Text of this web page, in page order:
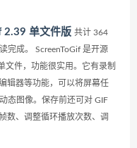
2.39 单文件版 共计 364
完成。 ScreenToGif 是开源
文件，功能很实用。它有录制
辑器等功能，可以将屏幕任
态图像。保存前还可对 GIF
数、调整循环播放次数、调